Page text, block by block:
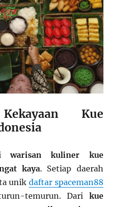
Kue
warisan kuliner kue
kaya. Setiap daerah
unik daftar spaceman88
temurun. Dari kue